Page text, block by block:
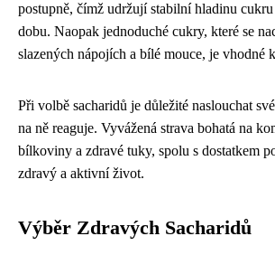
postupně, čímž udržují stabilní hladinu
dobu. Naopak jednoduché cukry, které se
slazených nápojích a bílé mouce, je vhodné
Při volbě sacharidů je důležité naslouchat
na ně reaguje. Vyvážená strava bohatá na
bílkoviny a zdravé tuky, spolu s dostatkem
zdravý a aktivní život.
Výběr Zdravých Sacharidů